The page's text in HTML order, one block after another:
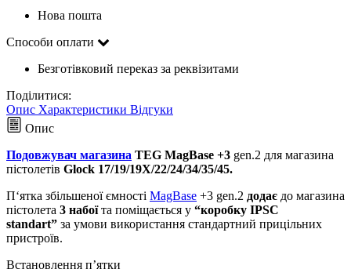
Нова пошта
Способи оплати
Безготівковий переказ за реквізитами
Поділитися:
Опис Характеристики Відгуки
Опис
Подовжувач магазина TEG MagBase +3 gen.2 для магазина
пістолетів Glock 17/19/19X/22/24/34/35/45.
П‘ятка збільшеної ємності MagBase +3 gen.2 додає до магазина
пістолета 3 набоїта поміщається у “коробку IPSC
standart” за умови використання стандартний прицільних
пристроїв.
Встановлення п’ятки